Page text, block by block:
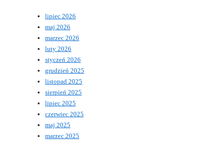
lipiec 2026
maj 2026
marzec 2026
luty 2026
styczeń 2026
grudzień 2025
listopad 2025
sierpień 2025
lipiec 2025
czerwiec 2025
maj 2025
marzec 2025